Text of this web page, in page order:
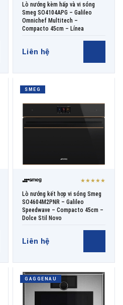
Lò nướng kèm hấp và vi sóng
Smeg SO4104APG – Galileo
Omnichef Multitech –
Compacto 45cm – Línea
Liên hệ
SMEG
★★★★★
Lò nướng kết hợp vi sóng Smeg
SO4604M2PNR – Galileo
Speedwave – Compacto 45cm –
Dolce Stil Novo
Liên hệ
GAGGENAU